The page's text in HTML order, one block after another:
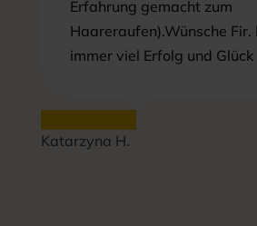
Erfahrung gemacht zum
Haareraufen).Wünsche Fir.
immer viel Erfolg und Glück
Katarzyna H.